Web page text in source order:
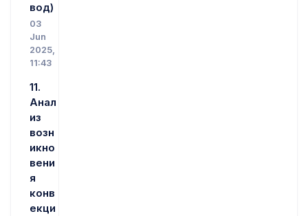
вод)
03
Jun
2025,
11:43
11.
Анал
из
возн
икно
вени
я
конв
екци